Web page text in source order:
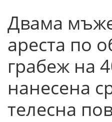
Двама
ареста по
грабеж на
нанесена
телесна